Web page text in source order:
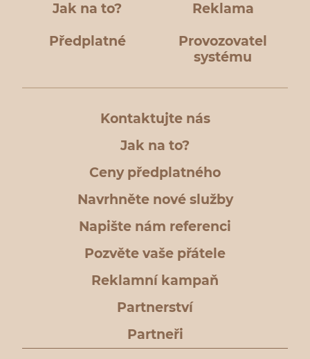
Jak na to? Reklama
Předplatné
Provozovatel
systému
Kontaktujte nás
Jak na to?
Ceny předplatného
Navrhněte nové služby
Napište nám referenci
Pozvěte vaše přátele
Reklamní kampaň
Partnerství
Partneři